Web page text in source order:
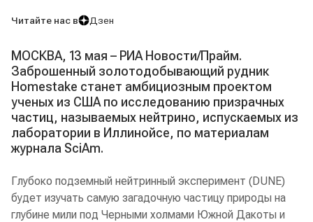
Читайте нас в Дзен
МОСКВА, 13 мая – РИА Новости/Прайм.
Заброшенный золотодобывающий рудник
Homestake станет амбициозным проектом
ученых из США по исследованию призрачных
частиц, называемых нейтрино, испускаемых из
лаборатории в Иллинойсе, по материалам
журнала SciAm.
Глубоко подземный нейтринный эксперимент (DUNE)
будет изучать самую загадочную частицу природы на
глубине мили под Черными холмами Южной Дакоты и